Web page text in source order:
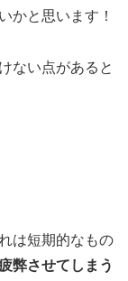
かと思います！
ない点があると
は短期的なもの
弊させてしまう